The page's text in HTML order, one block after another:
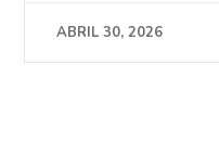
ABRIL 30, 2026